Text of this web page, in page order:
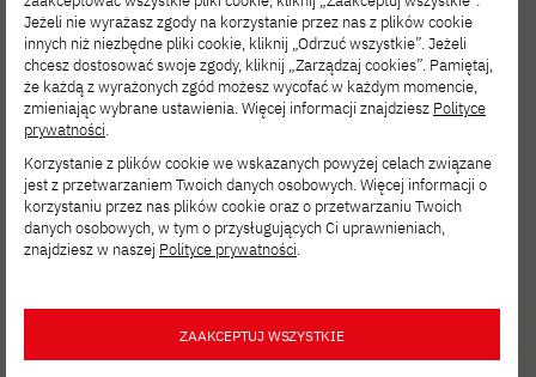
DLA PRACOWNIKÓW LIP 27, 2026
Cyberbezpieczeństwo testem zarządów
i jakości zarządzania
AKTUALNOŚCI LIP 08, 2026
ZTGK 2026 – sukces studentów
specjalizacji XR_Games PJATK
LIP 08, 2026
Weź udział w 18. edycji Konkursu
Jeżeli nie wyrażasz zgody na korzystanie przez nas z plików cookie
innych niż niezbędne pliki cookie, kliknij „Odrzuć wszystkie”. Jeżeli
chcesz dostosować swoje zgody, kliknij „Zarządzaj cookies”. Pamiętaj,
że każdą z wyrażonych zgód możesz wycofać w każdym momencie,
zmieniając wybrane ustawienia. Więcej informacji znajdziesz Polityce
prywatności.
Korzystanie z plików cookie we wskazanych powyżej celach związane
jest z przetwarzaniem Twoich danych osobowych. Więcej informacji o
korzystaniu przez nas plików cookie oraz o przetwarzaniu Twoich
danych osobowych, w tym o przysługujących Ci uprawnieniach,
znajdziesz w naszej Polityce prywatności.
ZAAKCEPTUJ WSZYSTKIE